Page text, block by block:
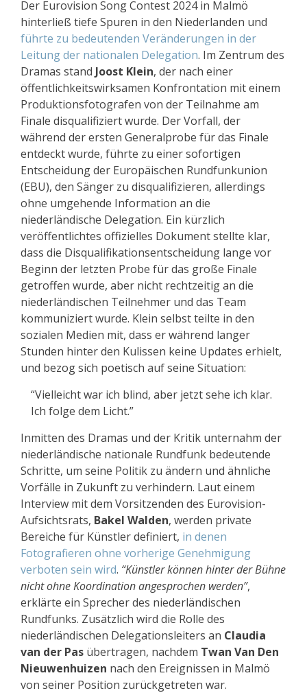
Der Eurovision Song Contest 2024 in Malmö
hinterließ tiefe Spuren in den Niederlanden und
führte zu bedeutenden Veränderungen in der
Leitung der nationalen Delegation. Im Zentrum des
Dramas stand Joost Klein, der nach einer
öffentlichkeitswirksamen Konfrontation mit einem
Produktionsfotografen von der Teilnahme am
Finale disqualifiziert wurde. Der Vorfall, der
während der ersten Generalprobe für das Finale
entdeckt wurde, führte zu einer sofortigen
Entscheidung der Europäischen Rundfunkunion
(EBU), den Sänger zu disqualifizieren, allerdings
ohne umgehende Information an die
niederländische Delegation. Ein kürzlich
veröffentlichtes offizielles Dokument stellte klar,
dass die Disqualifikationsentscheidung lange vor
Beginn der letzten Probe für das große Finale
getroffen wurde, aber nicht rechtzeitig an die
niederländischen Teilnehmer und das Team
kommuniziert wurde. Klein selbst teilte in den
sozialen Medien mit, dass er während langer
Stunden hinter den Kulissen keine Updates erhielt,
und bezog sich poetisch auf seine Situation:
“Vielleicht war ich blind, aber jetzt sehe ich klar.
Ich folge dem Licht.”
Inmitten des Dramas und der Kritik unternahm der
niederländische nationale Rundfunk bedeutende
Schritte, um seine Politik zu ändern und ähnliche
Vorfälle in Zukunft zu verhindern. Laut einem
Interview mit dem Vorsitzenden des Eurovision-
Aufsichtsrats, Bakel Walden, werden private
Bereiche für Künstler definiert, in denen
Fotografieren ohne vorherige Genehmigung
verboten sein wird. “Künstler können hinter der Bühne
nicht ohne Koordination angesprochen werden”,
erklärte ein Sprecher des niederländischen
Rundfunks. Zusätzlich wird die Rolle des
niederländischen Delegationsleiters an Claudia
van der Pas übertragen, nachdem Twan Van Den
Nieuwenhuizen nach den Ereignissen in Malmö
von seiner Position zurückgetreten war.